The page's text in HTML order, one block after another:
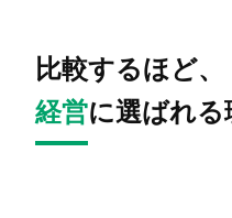
比較するほど、
経営に選ばれる